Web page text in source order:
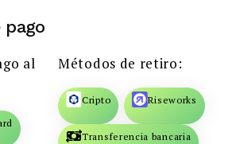
pago
al
Métodos de retiro:
Cripto Riseworks
Transferencia bancaria